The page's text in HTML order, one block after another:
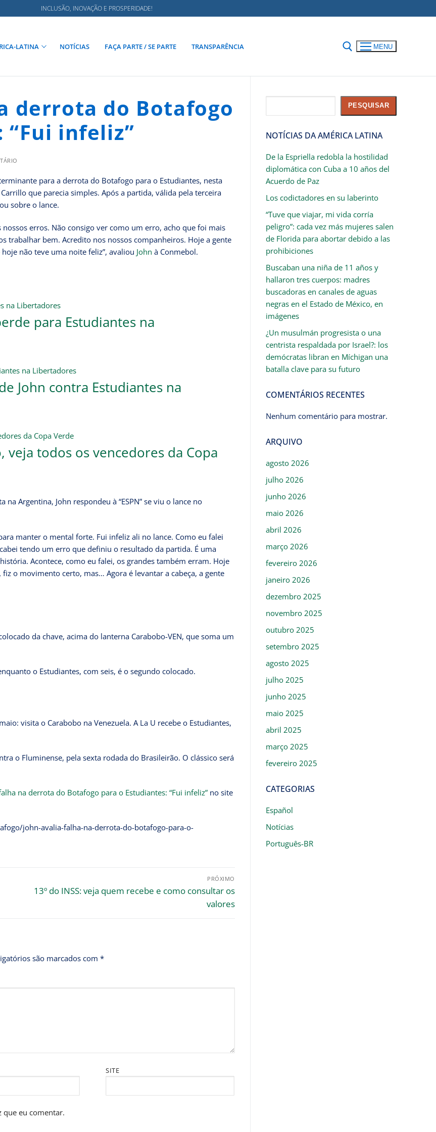
INCLUSÃO, INOVAÇÃO E PROSPERIDADE!
LATINA NOTÍCIAS FAÇA PARTE / SE PARTE TRANSPARÊNCIA MENU
derrota do Botafogo
infeliz”
para a derrota do Botafogo para o Estudiantes, nesta
que parecia simples. Após a partida, válida pela terceira
sobre o lance.
erros. Não consigo ver como um erro, acho que foi mais
trabalhar bem. Acredito nos nossos companheiros. Hoje a gente
não teve uma noite feliz”, avaliou John à Conmebol.
para Estudiantes na
John contra Estudiantes na
veja todos os vencedores da Copa
Argentina, John respondeu à “ESPN” se viu o lance no
manter o mental forte. Fui infeliz ali no lance. Como eu falei
tendo um erro que definiu o resultado da partida. É uma
Acontece, como eu falei, os grandes também erram. Hoje
o movimento certo, mas… Agora é levantar a cabeça, a gente
da chave, acima do lanterna Carabobo-VEN, que soma um
o Estudiantes, com seis, é o segundo colocado.
visita o Carabobo na Venezuela. A La U recebe o Estudiantes,
o Fluminense, pela sexta rodada do Brasileirão. O clássico será
na derrota do Botafogo para o Estudiantes: “Fui infeliz” no site
john-avalia-falha-na-derrota-do-botafogo-para-o-
PRÓXIMO
13º do INSS: veja quem recebe e como consultar os
valores
são marcados com *
SITE
que eu comentar.
PESQUISAR
NOTÍCIAS DA AMÉRICA LATINA
De la Espriella redobla la hostilidad
diplomática con Cuba a 10 años del
Acuerdo de Paz
Los codictadores en su laberinto
“Tuve que viajar, mi vida corría
peligro”: cada vez más mujeres salen
de Florida para abortar debido a las
prohibiciones
Buscaban una niña de 11 años y
hallaron tres cuerpos: madres
buscadoras en canales de aguas
negras en el Estado de México, en
imágenes
¿Un musulmán progresista o una
centrista respaldada por Israel?: los
demócratas libran en Míchigan una
batalla clave para su futuro
COMENTÁRIOS RECENTES
Nenhum comentário para mostrar.
ARQUIVO
agosto 2026
julho 2026
junho 2026
maio 2026
abril 2026
março 2026
fevereiro 2026
janeiro 2026
dezembro 2025
novembro 2025
outubro 2025
setembro 2025
agosto 2025
julho 2025
junho 2025
maio 2025
abril 2025
março 2025
fevereiro 2025
CATEGORIAS
Español
Notícias
Português-BR